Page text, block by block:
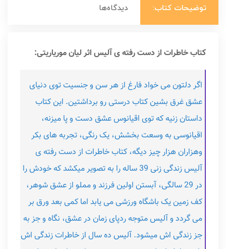
توضیحات کتاب: دیدگاه‌ها
کتاب خاطرات از دست رفته ی آلیس اثر لیان موریاریتی:
اگر دلتون می خواد فارغ از هر سن و جنسیت توی دنیای
عشق غرق بشین کتاب درستی رو برداشتین. این کتاب
داستان زنیه که توی اقیانوس عشق دست و پا میزنه،
اقیانوسی به وسعت بخشش، یک رنگی، تجربه های بکر
وهزاران هزار چیز دیگه، کتاب خاطرات از دست رفته ی
آلیس زندگی زنی 39 ساله را به تصویر میکشد که خودش را
در 29 سالگی، آبستن اولین فرزند و مملو از عشق شوهر،
کف زمین یک باشگاه ورزشی می یابد اما کمی بعد ورق بر
می گردد و آلیس متوجه ردپای زمان در عشق، نگاه و جز به
جز زندگی اش میشود. آلیس ده سال از خاطرات زندگی اش